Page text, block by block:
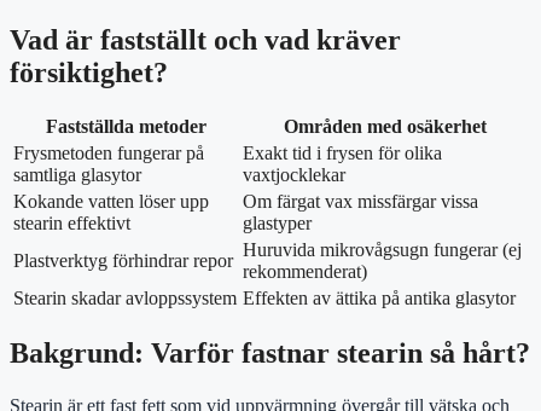
Vad är fastställt och vad kräver
försiktighet?
Fastställda metoder
Områden med osäkerhet
Frysmetoden fungerar på
samtliga glasytor
Exakt tid i frysen för olika
vaxtjocklekar
Kokande vatten löser upp
stearin effektivt
Om färgat vax missfärgar vissa
glastyper
Plastverktyg förhindrar repor
Huruvida mikrovågsugn fungerar (ej
rekommenderat)
Stearin skadar avloppssystem Effekten av ättika på antika glasytor
Bakgrund: Varför fastnar stearin så hårt?
Stearin är ett fast fett som vid uppvärmning övergår till vätska och